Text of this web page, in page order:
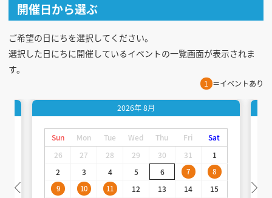
開催日から選ぶ
ご希望の日にちを選択してください。
選択した日にちに開催しているイベントの一覧画面が表示されま
す。
1 ＝イベントあり
2026年8月
Sun Mon Tue Wed Thu Fri
Sat
26
27 28 29 30 31
1
2
3 4 5 6 7
8
9
10 11 12 13 14 15